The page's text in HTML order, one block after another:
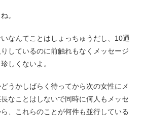
。
なんてことはしょっちゅうだし、10通
しているのに前触れもなくメッセージ
しくないよ。
うかしばらく待ってから次の女性にメ
なことはしないで同時に何人もメッセ
、これらのことが何件も並行している